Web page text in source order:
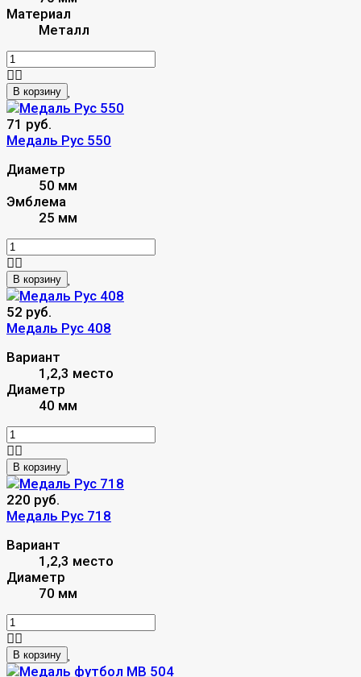
Материал
Металл
В корзину
71 руб.
Медаль Рус 550
Диаметр
50 мм
Эмблема
25 мм
В корзину
52 руб.
Медаль Рус 408
Вариант
1,2,3 место
Диаметр
40 мм
В корзину
220 руб.
Mедаль Рус 718
Вариант
1,2,3 место
Диаметр
70 мм
В корзину